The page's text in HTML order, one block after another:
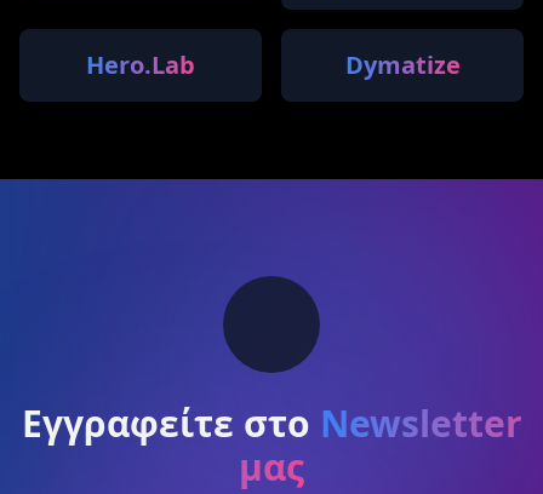
Hero.Lab Dymatize
Εγγραφείτε στο Newsletter
μας